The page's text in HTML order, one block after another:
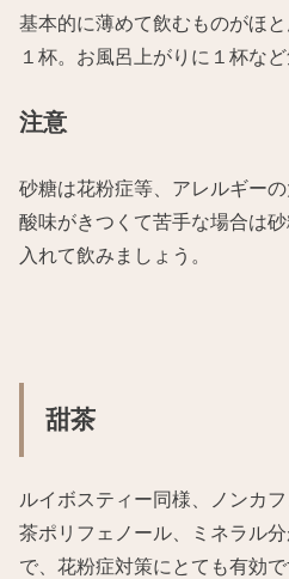
基本的に薄めて飲むものがほ
１杯。お風呂上がりに１杯など
注意
砂糖は花粉症等、アレルギーの
酸味がきつくて苦手な場合は
入れて飲みましょう。
甜茶
ルイボスティー同様、ノンカ
茶ポリフェノール、ミネラル
で、花粉症対策にとても有効で